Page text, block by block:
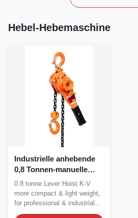
Hebel-Hebemaschine
Industrielle anhebende
0,8 Tonnen-manuelle
Hebel-Hebemaschine en
13157
0.8 tonne Lever Hoist K-V
more compact & light weight,
for professional & industrial...